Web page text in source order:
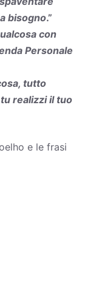
bisogno.”
con
Personale
tutto
realizzi il tuo
e le frasi